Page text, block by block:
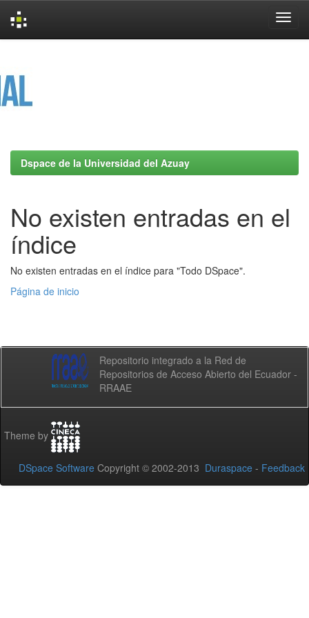
Dspace de la Universidad del Azuay
No existen entradas en el
índice
No existen entradas en el índice para "Todo DSpace".
Página de inicio
Repositorio integrado a la Red de
Repositorios de Acceso Abierto del Ecuador -
RRAAE
Theme by
DSpace Software Copyright © 2002-2013 Duraspace - Feedback